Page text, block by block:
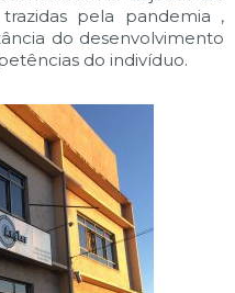
pela pandemia ,
do desenvolvimento
do indivíduo.